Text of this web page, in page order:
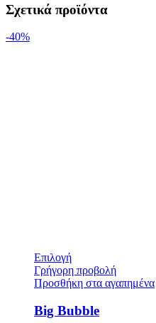
Επιλογή
Γρήγορη προβολή
Προσθήκη στα αγαπημένα
Big Bubble
Σχετικά προϊόντα
-40%